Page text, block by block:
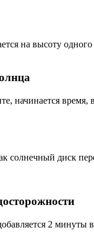
на высоту
начинается
солнечный диск
2 минуты